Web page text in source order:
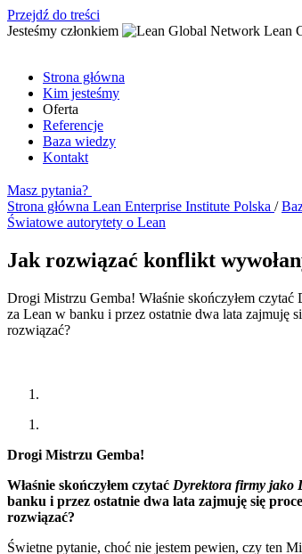
Przejdź do treści
Jesteśmy członkiem
Lean
Strona główna
Kim jesteśmy
Oferta
Referencje
Baza wiedzy
Kontakt
Masz pytania?
Strona główna Lean Enterprise Institute Polska /
Światowe autorytety o Lean
Jak rozwiązać konflikt
Drogi Mistrzu Gemba! Właśnie skończyłem
za Lean w banku i przez ostatnie dwa lata zajmuję
rozwiązać?
Drogi Mistrzu Gemba!
Właśnie skończyłem czytać Dyrektora firmy jako
banku i przez ostatnie dwa lata zajmuję się
rozwiązać?
Świetne pytanie, choć nie jestem pewien, czy ten